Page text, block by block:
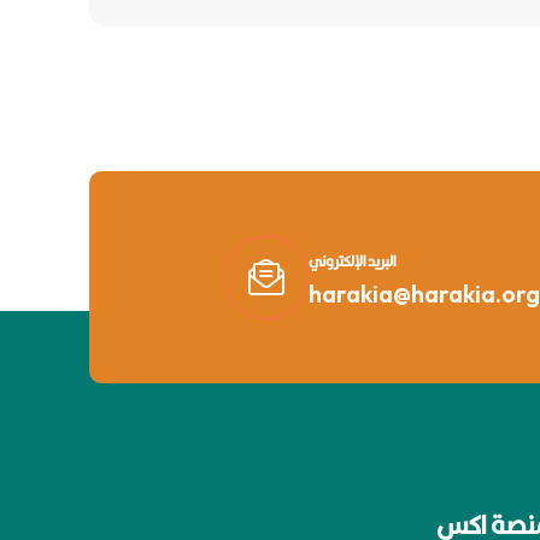
البريد الإلكتروني
اكس